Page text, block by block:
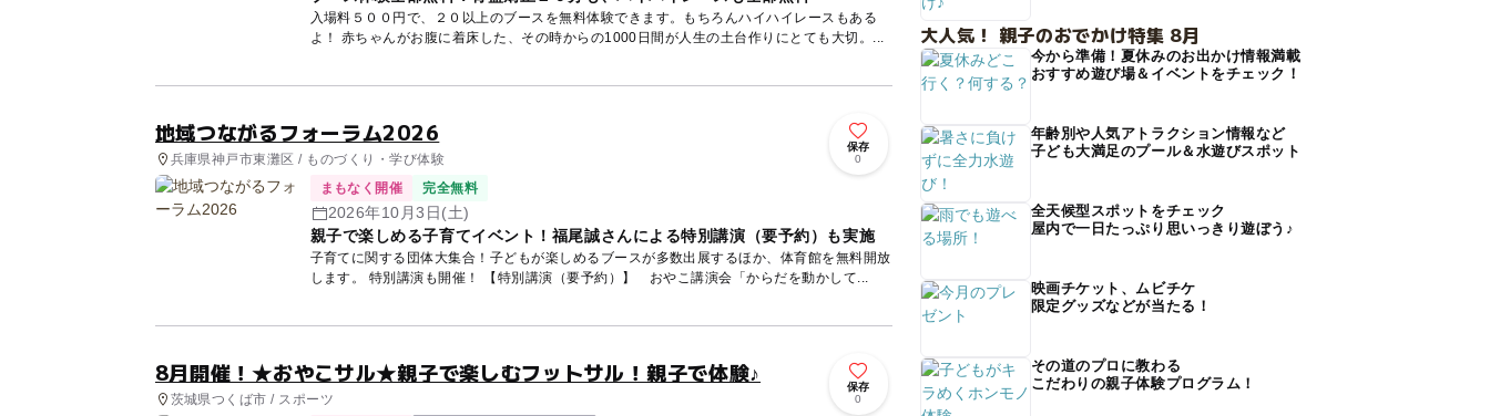
入場料５００円で、２０以上のブースを無料体験できます。もちろんハイハイレースもある
よ！ 赤ちゃんがお腹に着床した、その時からの1000日間が人生の土台作りにとても大切。...
地域つながるフォーラム2026
兵庫県神戸市東灘区 / ものづくり・学び体験
保存
0
まもなく開催 完全無料
2026年10月3日(土)
親子で楽しめる子育てイベント！福尾誠さんによる特別講演（要予約）も実施
子育てに関する団体大集合！子どもが楽しめるブースが多数出展するほか、体育館を無料開放
します。 特別講演も開催！ 【特別講演（要予約）】 おやこ講演会「からだを動かして...
8月開催！★おやこサル★親子で楽しむフットサル！親子で体験♪
茨城県つくば市 / スポーツ
保存
0
大人気！ 親子のおでかけ特集 8月
今から準備！夏休みのお出かけ情報満載
おすすめ遊び場＆イベントをチェック！
年齢別や人気アトラクション情報など
子ども大満足のプール＆水遊びスポット
全天候型スポットをチェック
屋内で一日たっぷり思いっきり遊ぼう♪
映画チケット、ムビチケ
限定グッズなどが当たる！
その道のプロに教わる
こだわりの親子体験プログラム！